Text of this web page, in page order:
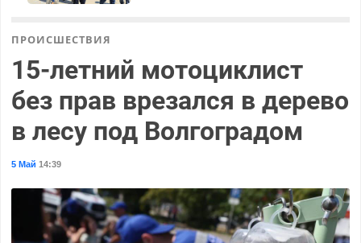
ПРОИСШЕСТВИЯ
15-летний мотоциклист
без прав врезался в дерево
в лесу под Волгоградом
5 Май 14:39